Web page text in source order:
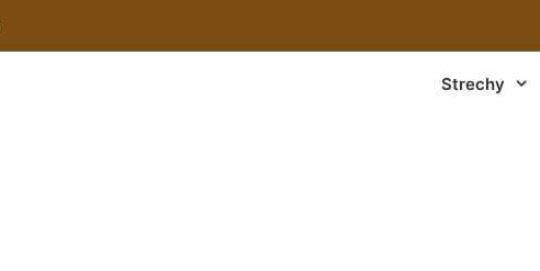
Strechy